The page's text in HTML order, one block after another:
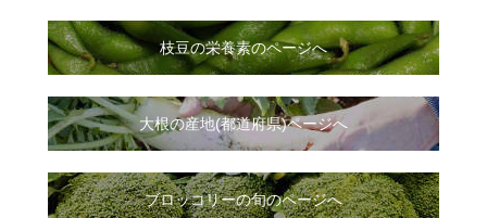
枝豆の栄養素のページへ
大根の産地(都道府県)ページへ
ブロッコリーの旬のページへ